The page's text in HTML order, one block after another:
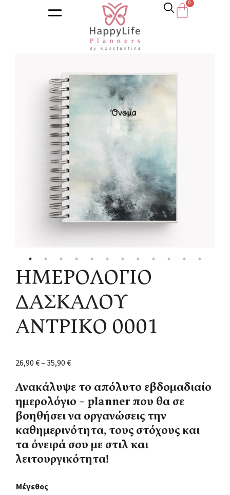
Κατάστημα/Ημερολόγια
ΗΜΕΡΟΛΟΓΙΟ
ΔΑΣΚΑΛΟΥ
ΑΝΤΡΙΚΟ 0001
26,90€–35,90€
Ανακάλυψε το απόλυτο εβδομαδιαίο
ημερολόγιο – planner που θα σε
βοηθήσει να οργανώσεις την
καθημερινότητα, τους στόχους και
τα όνειρά σου με στιλ και
λειτουργικότητα!
Μέγεθος